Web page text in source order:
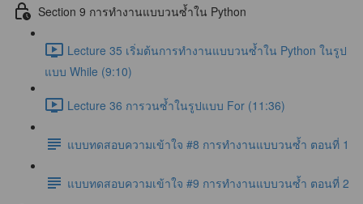
Section 9 การทำงานแบบวนซ้ำใน Python
Lecture 35 เริ่มต้นการทำงานแบบวนซ้ำใน Python ในรูป
แบบ While (9:10)
Lecture 36 การวนซ้ำในรูปแบบ For (11:36)
แบบทดสอบความเข้าใจ #8 การทำงานแบบวนซ้ำ ตอนที่ 1
แบบทดสอบความเข้าใจ #9 การทำงานแบบวนซ้ำ ตอนที่ 2